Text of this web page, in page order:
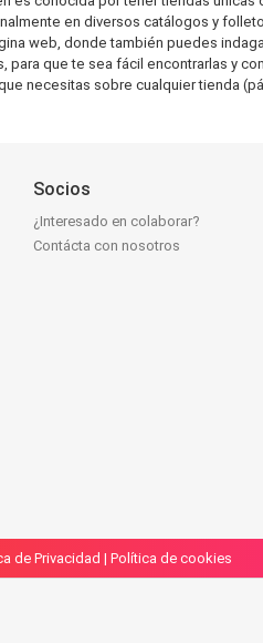
en diversos catálogos y
web, donde también puedes
que te sea fácil encontrarlas y
necesitas sobre cualquier tienda
Socios
¿Interesado en colaborar?
Contácta con nosotros
de Privacidad | Política de cookies